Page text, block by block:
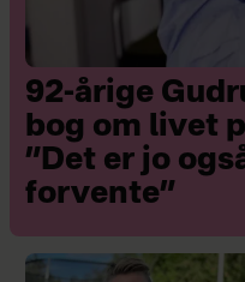
92-årige
bog om livet
”Det er jo
forvente”